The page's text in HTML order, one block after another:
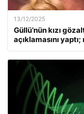
13/12/2025
Güllü’nün kızı
açıklamasını